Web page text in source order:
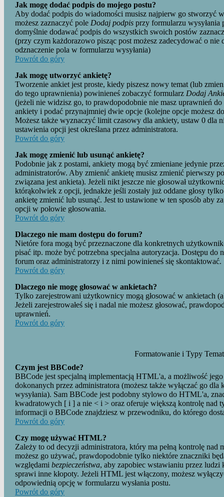
Jak mogę dodać podpis do mojego postu?
Aby dodać podpis do wiadomości musisz najpierw go stworzyć
możesz zaznaczyć pole Dodaj podpis przy formularzu wysyłania
domyślnie dodawać podpis do wszystkich swoich postów
(przy czym każdorazowo pisząc post możesz zadecydować o
odznaczenie pola w formularzu wysyłania)
Powrót do góry
Jak mogę utworzyć ankietę?
Tworzenie ankiet jest proste, kiedy piszesz nowy temat (lub
do tego uprawnienia) powinieneś zobaczyć formularz Dodaj
(jeżeli nie widzisz go, to prawdopodobnie nie masz uprawnień
ankiety i podać przynajmniej dwie opcje (kolejne opcje możesz
Możesz także wyznaczyć limit czasowy dla ankiety, ustaw 0 dla
ustawienia opcji jest określana przez administratora.
Powrót do góry
Jak mogę zmienić lub usunąć ankietę?
Podobnie jak z postami, ankiety mogą być zmieniane jedynie
administratorów. Aby zmienić ankietę musisz zmienić pierwszy
związana jest ankieta). Jeżeli nikt jeszcze nie głosował
którąkolwiek z opcji, jednakże jeśli zostały już oddane głosy
ankietę zmienić lub usunąć. Jest to ustawione w ten sposób aby
opcji w połowie głosowania.
Powrót do góry
Dlaczego nie mam dostępu do forum?
Nietóre fora mogą być przeznaczone dla konkretnych
pisać itp. może być potrzebna specjalna autoryzacja. Dostępu do
forum oraz administratorzy i z nimi powinieneś się skontaktować.
Powrót do góry
Dlaczego nie mogę głosować w ankietach?
Tylko zarejestrowani użytkownicy mogą głosować w ankietach
Jeżeli zarejestrowałeś się i nadal nie możesz głosować,
uprawnień.
Powrót do góry
Formatowanie i Typy
Czym jest BBCode?
BBCode jest specjalną implementacją HTML'a, a możliwość
dokonanych przez administratora (możesz także wyłączać go
wysyłania). Sam BBCode jest podobny stylowo do HTML'a,
kwadratowych [ i ] a nie < i > oraz oferuje większą kontrolę nad
informacji o BBCode znajdziesz w przewodniku, do którego
Powrót do góry
Czy mogę używać HTML?
Zależy to od decyzji administratora, który ma pełną kontrolę
możesz go używać, prawdopodobnie tylko niektóre znaczniki
względami bezpieczeństwa, aby zapobiec wstawianiu przez
sprawi inne kłopoty. Jeżeli HTML jest włączony, możesz
odpowiednią opcję w formularzu wysłania postu.
Powrót do góry